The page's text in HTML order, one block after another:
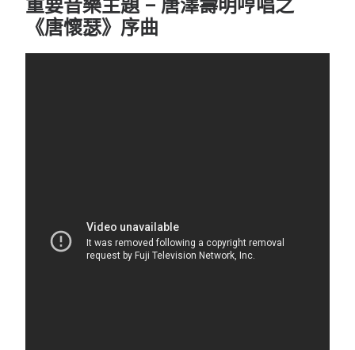
重要音樂主題 – 唐澤壽明哼唱之
《唐懷瑟》序曲